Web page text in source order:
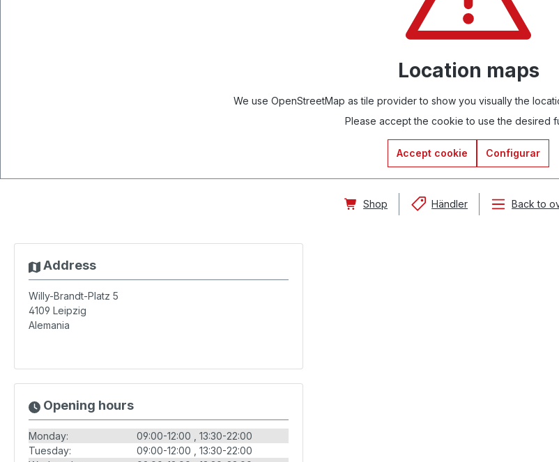
Location maps
We use OpenStreetMap as tile provider to show you visually the
Please accept the cookie to use the desired
Accept cookie Configurar
Shop Händler Back to
Address
Willy-Brandt-Platz 5
4109 Leipzig
Alemania
Opening hours
Monday: 09:00-12:00
13:30-22:00
Tuesday:
09:00-12:00
13:30-22:00